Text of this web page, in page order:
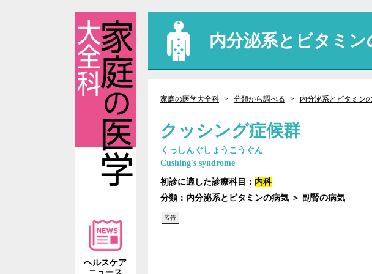
ヘルスケア
内分泌系とビタミン
家庭の医学大全科 分類から調べる 内分泌系とビタミン
クッシング症候群
くっしんぐしょうこうぐん
Cushing's syndrome
初診に適した診療科目： 内科
分類：内分泌系とビタミンの病気 ＞ 副腎の病気
広告